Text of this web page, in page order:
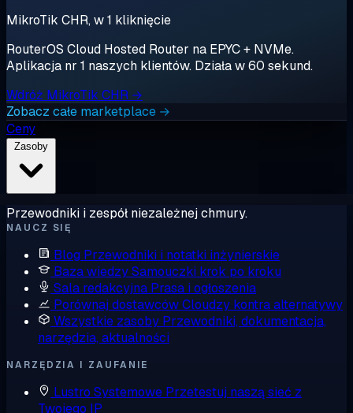
MikroTik CHR, w 1 kliknięcie
RouterOS Cloud Hosted Router na EPYC + NVMe.
Aplikacja nr 1 naszych klientów. Działa w 60 sekund.
Wdróż MikroTik CHR →
Zobacz całe marketplace →
Ceny
Przewodniki i zespół niezależnej chmury.
NAUCZ SIĘ
Blog Przewodniki i notatki inżynierskie
Baza wiedzySamouczki krok po kroku
Sala redakcyjna Prasa i ogłoszenia
Porównaj dostawcówCloudzy kontra alternatywy
Wszystkie zasoby Przewodniki, dokumentacja,
narzędzia, aktualności
NARZĘDZIA I ZAUFANIE
Lustro Systemowe Przetestuj naszą sieć z
Twojego IP